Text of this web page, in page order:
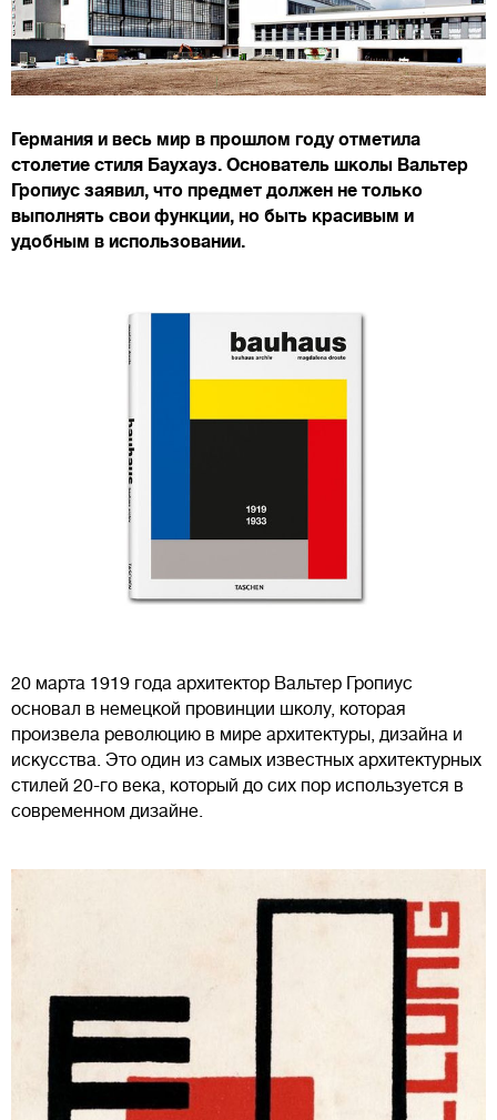
Германия и весь мир в прошлом году отметила
столетие стиля Баухауз. Основатель школы Вальтер
Гропиус заявил, что предмет должен не только
выполнять свои функции, но быть красивым и
удобным в использовании.
20 марта 1919 года архитектор Вальтер Гропиус
основал в немецкой провинции школу, которая
произвела революцию в мире архитектуры, дизайна и
искусства. Это один из самых известных архитектурных
стилей 20-го века, который до сих пор используется в
современном дизайне.